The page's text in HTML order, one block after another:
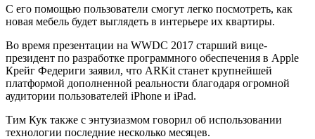
С его помощью пользователи смогут легко посмотреть, как
новая мебель будет выглядеть в интерьере их квартиры.
Во время презентации на WWDC 2017 старший вице-
президент по разработке программного обеспечения в Apple
Крейг Федериги заявил, что ARKit станет крупнейшей
платформой дополненной реальности благодаря огромной
аудитории пользователей iPhone и iPad.
Тим Кук также с энтузиазмом говорил об использовании
технологии последние несколько месяцев.